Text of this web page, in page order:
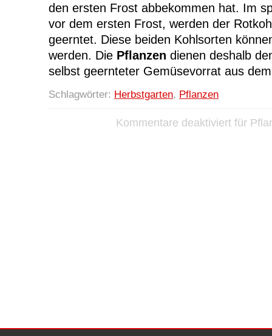
den ersten Frost abbekommen hat. Im
vor dem ersten Frost, werden der
geerntet. Diese beiden Kohlsorten
werden. Die Pflanzen dienen deshalb
selbst geernteter Gemüsevorrat aus
Schlagwörter: Herbstgarten, Pflanzen
Kommentare deaktiviert für